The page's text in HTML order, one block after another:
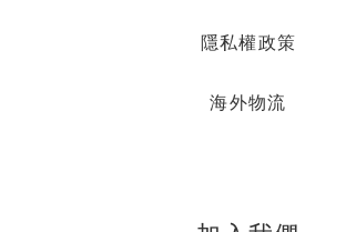
隱私權政策
海外物流